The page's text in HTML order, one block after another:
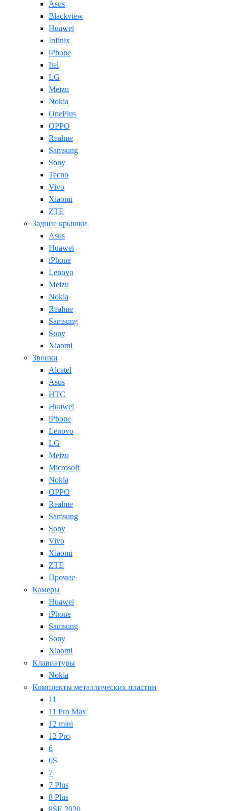
Asus
Blackview
Huawei
Infinix
iPhone
Itel
LG
Meizu
Nokia
OnePlus
OPPO
Realme
Samsung
Sony
Tecno
Vivo
Xiaomi
ZTE
Задние крышки
Asus
Huawei
iPhone
Lenovo
Meizu
Nokia
Realme
Samsung
Sony
Xiaomi
Звонки
Alcatel
Asus
HTC
Huawei
iPhone
Lenovo
LG
Meizu
Microsoft
Nokia
OPPO
Realme
Samsung
Sony
Vivo
Xiaomi
ZTE
Прочие
Камеры
Huawei
iPhone
Samsung
Sony
Xiaomi
Клавиатуры
Nokia
Комплекты металлических пластин
11
11 Pro Max
12 mini
12 Pro
6
6S
7
7 Plus
8 Plus